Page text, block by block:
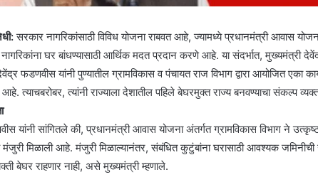
सरकार नागरिकांसाठी विविध योजना राबवत आहे, ज्यामध्ये प्रधानमंत्री आवास
घर बांधण्यासाठी आर्थिक मदत प्रदान करणे आहे. या संदर्भात, मुख्यमंत्री
फडणवीस यांनी पुण्यातील ग्रामविकास व पंचायत राज विभाग द्वारा आयोजित एका
आहे. त्याचबरोबर, त्यांनी राज्याला देशातील पहिले बेघरमुक्त राज्य बनवण्याचा संकल्प
यांनी सांगितले की, प्रधानमंत्री आवास योजना अंतर्गत ग्रामविकास विभाग ने
मिळाली आहे. मंजुरी मिळाल्यानंतर, संबंधित कुटुंबांना घरासाठी आवश्यक जमिनीची
बेघर राहणार नाही, असे मुख्यमंत्री म्हणाले.